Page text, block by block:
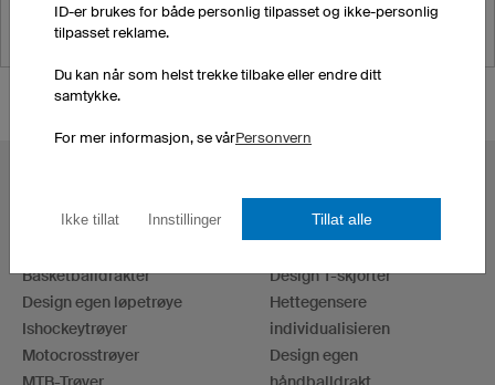
Sykkeltrøyer
Basketballdrakter
Design egen løpetrøye
Ishockeytrøyer
Motocrosstrøyer
eSports Trøyer
Design T-skjorter
Hettegensere
individualisieren
Design egen
ID-er brukes for både personlig tilpasset og ikke-personlig
tilpasset reklame.
Du kan når som helst trekke tilbake eller endre ditt
samtykke.
For mer informasjon, se vårPersonvern
Ikke tillat Innstillinger Tillat alle